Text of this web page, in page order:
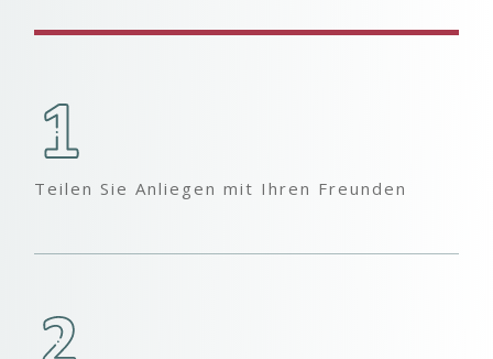
Teilen Sie Anliegen mit Ihren Freunden